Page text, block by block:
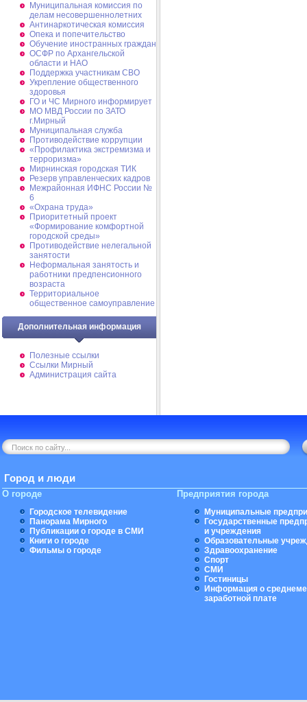
Муниципальная комиссия по
делам несовершеннолетних
Антинаркотическая комиссия
Опека и попечительство
Обучение иностранных граждан
ОСФР по Архангельской
области и НАО
Поддержка участникам СВО
Укрепление общественного
здоровья
ГО и ЧС Мирного информирует
МО МВД России по ЗАТО
г.Мирный
Муниципальная cлужба
Противодействие коррупции
«Профилактика экстремизма и
терроризма»
Мирнинская городская ТИК
Резерв управленческих кадров
Межрайонная ИФНС России №
6
«Охрана труда»
Приоритетный проект
«Формирование комфортной
городской среды»
Противодействие нелегальной
занятости
Неформальная занятость и
работники предпенсионного
возраста
Территориальное
общественное самоуправление
Дополнительная информация
Полезные ссылки
Ссылки Мирный
Администрация сайта
Город и люди
О городе
Городское телевидение
Панорама Мирного
Публикации о городе в СМИ
Книги о городе
Фильмы о городе
Предприятия города
Муниципальные
Государственные
и учреждения
Образовательные
Здравоохранение
Спорт
СМИ
Гостиницы
Информация о
заработной плате